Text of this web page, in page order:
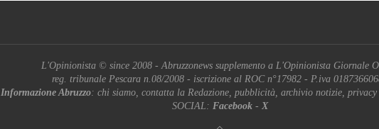
L'Opinionista © since 2008 - Abruzzonews supplemento a L'Opinionista Giornale
reg. tribunale Pescara n.08/2008 - iscrizione al ROC n°17982 - P.iva
Informazione Abruzzo: chi siamo, contatta la Redazione, pubblicità, archivio notizie, privacy
SOCIAL: Facebook- X